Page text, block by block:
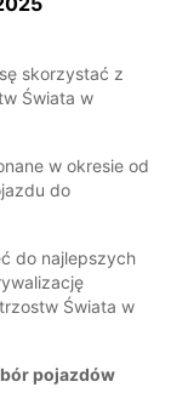
skorzystać z
Świata w
w okresie od
do
do najlepszych
Świata w
pojazdów